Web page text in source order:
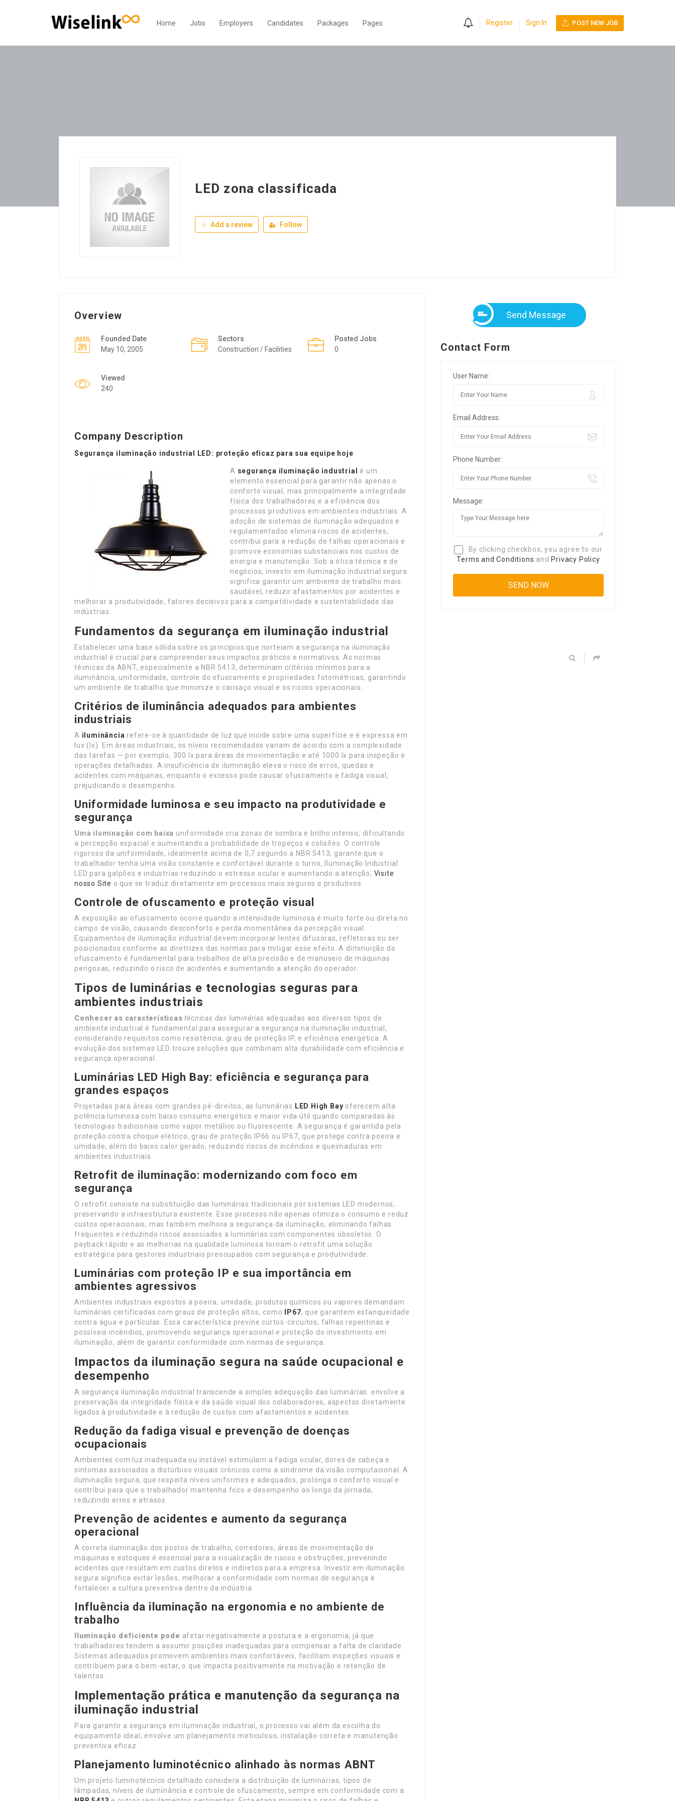
Home Jobs Employers Candidates Packages Pages Register Sign In POST NEW JOB
LED zona classificada
Add a review Follow
Overview
Founded Date
May 10, 2005
Sectors
Construction / Facilities
Posted Jobs
0
Viewed
240
Company Description
Segurança iluminação industrial LED: proteção eficaz para sua equipe hoje
A segurança iluminação industrial
é um
elemento essencial para garantir não apenas o
conforto visual, mas principalmente a integridade
física dos trabalhadores e a eficiência dos
processos produtivos em ambientes industriais. A
adoção de sistemas de iluminação adequados e
regulamentados elimina riscos de acidentes,
contribui para a redução de falhas operacionais e
promove economias substanciais nos custos de
energia e manutenção. Sob a ótica técnica e de
negócios, investir em iluminação industrial segura
significa garantir um ambiente de trabalho mais
saudável, reduzir afastamentos por acidentes e
melhorar a produtividade, fatores decisivos para a competitividade e sustentabilidade das
indústrias.
Fundamentos da segurança em iluminação industrial
Estabelecer uma base sólida sobre os princípios que norteiam a segurança na iluminação
industrial é crucial para compreender seus impactos práticos e normativos. As normas
técnicas da ABNT, especialmente a NBR 5413, determinam critérios mínimos para a
iluminância, uniformidade, controle do ofuscamento e propriedades fotométricas, garantindo
um ambiente de trabalho que minimize o cansaço visual e os riscos operacionais.
Critérios de iluminância adequados para ambientes
industriais
A iluminância refere-se à quantidade de luz que incide sobre uma superfície e é expressa em
lux (lx). Em áreas industriais, os níveis recomendados variam de acordo com a complexidade
das tarefas — por exemplo, 300 lx para áreas de movimentação e até 1000 lx para inspeção e
operações detalhadas. A insuficiência de iluminação eleva o risco de erros, quedas e
acidentes com máquinas, enquanto o excesso pode causar ofuscamento e fadiga visual,
prejudicando o desempenho.
Uniformidade luminosa e seu impacto na produtividade e
segurança
Uma iluminação com baixa uniformidade cria zonas de sombra e brilho intenso, dificultando
a percepção espacial e aumentando a probabilidade de tropeços e colisões. O controle
rigoroso da uniformidade, idealmente acima de 0,7 segundo a NBR 5413, garante que o
trabalhador tenha uma visão constante e confortável durante o turno, Iluminação Industrial
LED para galpões e industrias reduzindo o estresse ocular e aumentando a atenção, Visite
nosso Site o que se traduz diretamente em processos mais seguros e produtivos.
Controle de ofuscamento e proteção visual
A exposição ao ofuscamento ocorre quando a intensidade luminosa é muito forte ou direta no
campo de visão, causando desconforto e perda momentânea da percepção visual.
Equipamentos de iluminação industrial devem incorporar lentes difusoras, refletoras ou ser
posicionados conforme as diretrizes das normas para mitigar esse efeito. A diminuição do
ofuscamento é fundamental para trabalhos de alta precisão e de manuseio de máquinas
perigosas, reduzindo o risco de acidentes e aumentando a atenção do operador.
Tipos de luminárias e tecnologias seguras para
ambientes industriais
Conhecer as características técnicas das luminárias adequadas aos diversos tipos de
ambiente industrial é fundamental para assegurar a segurança na iluminação industrial,
considerando requisitos como resistência, grau de proteção IP, e eficiência energética. A
evolução dos sistemas LED trouxe soluções que combinam alta durabilidade com eficiência e
segurança operacional.
Luminárias LED High Bay: eficiência e segurança para
grandes espaços
Projetadas para áreas com grandes pé-direitos, as luminárias LED High Bay oferecem alta
potência luminosa com baixo consumo energético e maior vida útil quando comparadas às
tecnologias tradicionais como vapor metálico ou fluorescente. A segurança é garantida pela
proteção contra choque elétrico, grau de proteção IP66 ou IP67, que protege contra poeira e
umidade, além do baixo calor gerado, reduzindo riscos de incêndios e queimaduras em
ambientes industriais.
Retrofit de iluminação: modernizando com foco em
segurança
O retrofit consiste na substituição das luminárias tradicionais por sistemas LED modernos,
preservando a infraestrutura existente. Esse processo não apenas otimiza o consumo e reduz
custos operacionais, mas também melhora a segurança da iluminação, eliminando falhas
frequentes e reduzindo riscos associados a luminárias com componentes obsoletos. O
payback rápido e as melhorias na qualidade luminosa tornam o retrofit uma solução
estratégica para gestores industriais preocupados com segurança e produtividade.
Luminárias com proteção IP e sua importância em
ambientes agressivos
Ambientes industriais expostos a poeira, umidade, produtos químicos ou vapores demandam
luminárias certificadas com graus de proteção altos, como
IP67, que garantem estanqueidade
contra água e partículas. Essa característica previne curtos-circuitos, falhas repentinas e
possíveis incêndios, promovendo segurança operacional e proteção do investimento em
iluminação, além de garantir conformidade com normas de segurança.
Impactos da iluminação segura na saúde ocupacional e
desempenho
A segurança iluminação industrial transcende a simples adequação das luminárias: envolve a
preservação da integridade física e da saúde visual dos colaboradores, aspectos diretamente
ligados à produtividade e à redução de custos com afastamentos e acidentes.
Redução da fadiga visual e prevenção de doenças
ocupacionais
Ambientes com luz inadequada ou instável estimulam a fadiga ocular, dores de cabeça e
sintomas associados a distúrbios visuais crônicos como a síndrome da visão computacional. A
iluminação segura, que respeita níveis uniformes e adequados, prolonga o conforto visual e
contribui para que o trabalhador mantenha foco e desempenho ao longo da jornada,
reduzindo erros e atrasos.
Prevenção de acidentes e aumento da segurança
operacional
A correta iluminação dos postos de trabalho, corredores, áreas de movimentação de
máquinas e estoques é essencial para a visualização de riscos e obstruções, prevenindo
acidentes que resultam em custos diretos e indiretos para a empresa. Investir em iluminação
segura significa evitar lesões, melhorar a conformidade com normas de segurança e
fortalecer a cultura preventiva dentro da indústria.
Influência da iluminação na ergonomia e no ambiente de
trabalho
Iluminação deficiente pode afetar negativamente a postura e a ergonomia, já que
trabalhadores tendem a assumir posições inadequadas para compensar a falta de claridade.
Sistemas adequados promovem ambientes mais confortáveis, facilitam inspeções visuais e
contribuem para o bem-estar, o que impacta positivamente na motivação e retenção de
talentos.
Implementação prática e manutenção da segurança na
iluminação industrial
Para garantir a segurança em iluminação industrial, o processo vai além da escolha do
equipamento ideal; envolve um planejamento meticuloso, instalação correta e manutenção
preventiva eficaz.
Planejamento luminotécnico alinhado às normas ABNT
Um projeto luminotécnico detalhado considera a distribuição de luminárias, tipos de
lâmpadas, níveis de iluminância e controle de ofuscamento, sempre em conformidade com a
Send Message
Contact Form
User Name:
Email Address:
Phone Number:
Message:
By clicking checkbox, you agree to our
Terms and Conditions and Privacy Policy